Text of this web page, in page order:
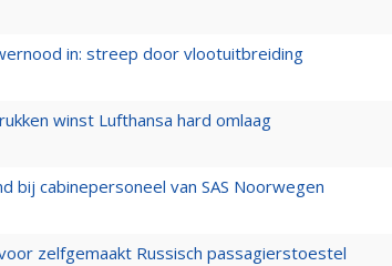
in: streep door vlootuitbreiding
winst Lufthansa hard omlaag
bij cabinepersoneel van SAS Noorwegen
zelfgemaakt Russisch passagierstoestel